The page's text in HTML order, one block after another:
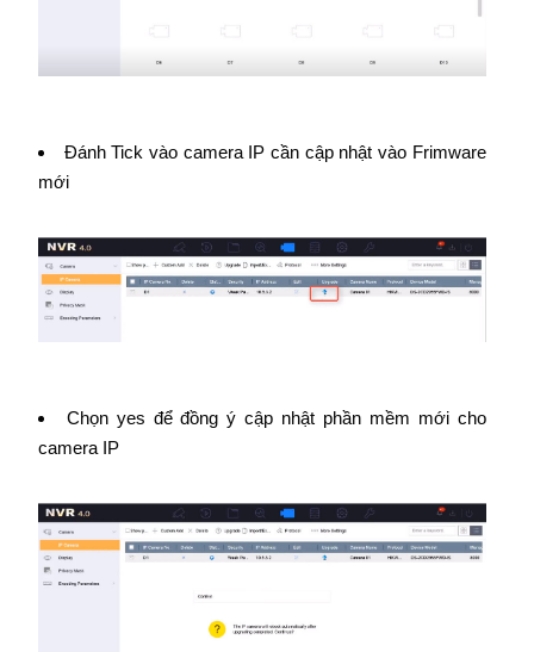
Đánh Tick vào camera IP cần cập nhật vào Frimware
mới
Chọn yes để đồng ý cập nhật phần mềm mới cho
camera IP